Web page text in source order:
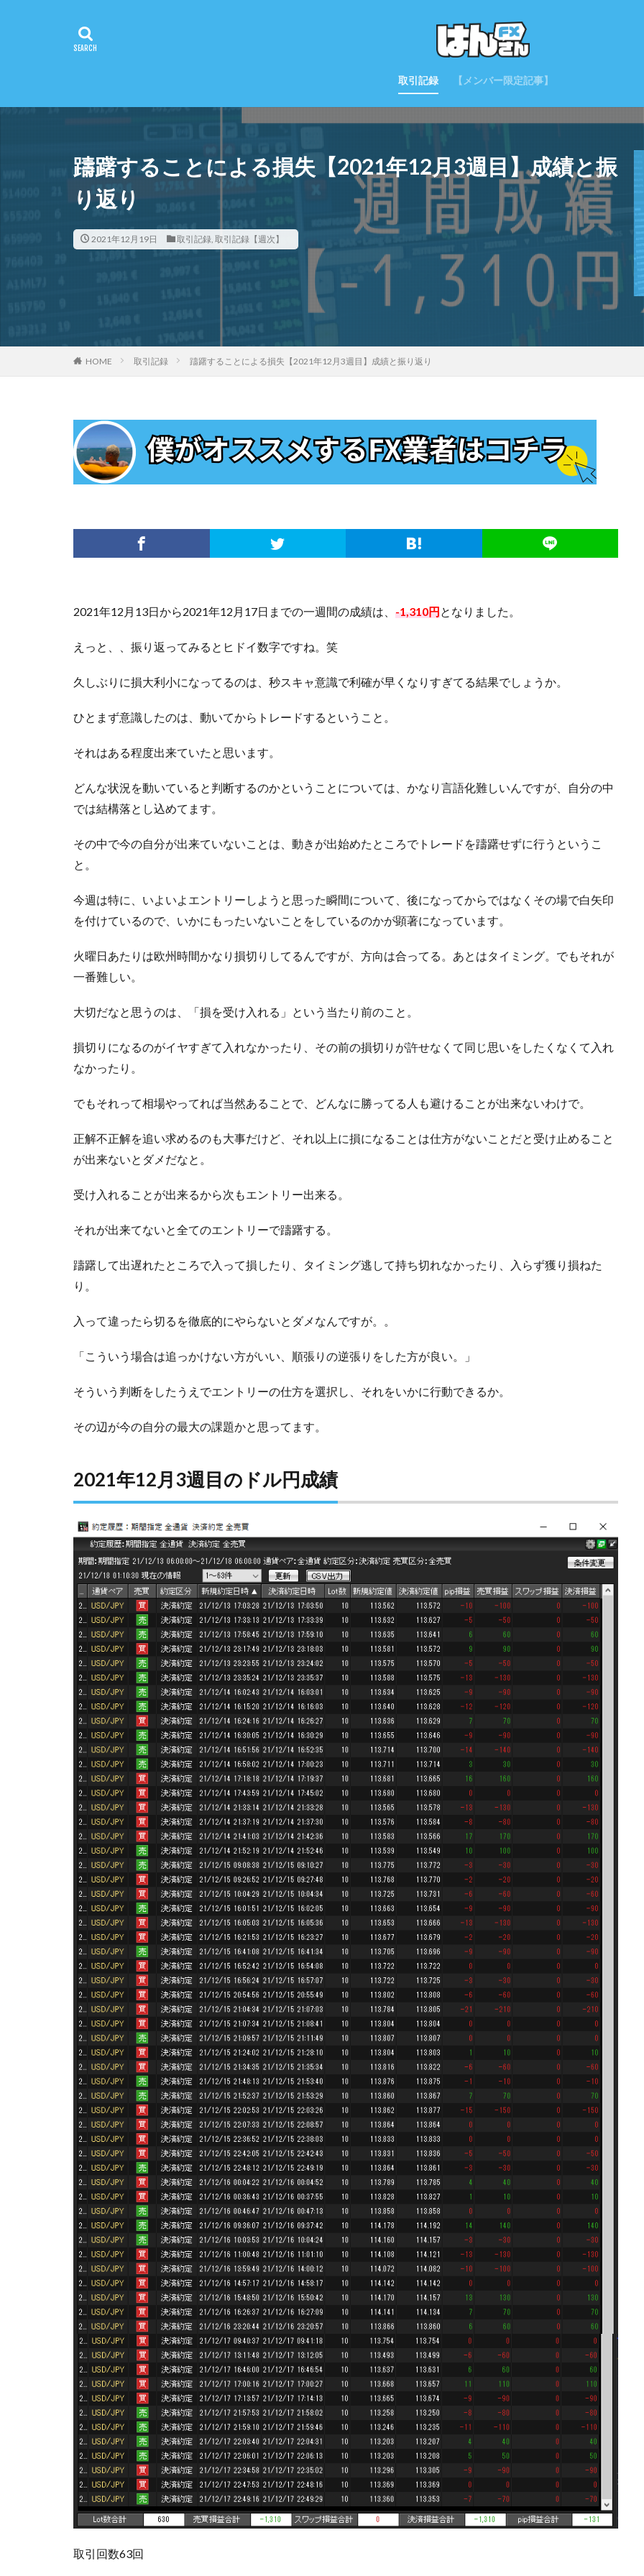
取引記録 【メンバー限定記事】
躊躇することによる損失【2021年12月3週目】成績と振
り返り
2021年12月19日 取引記録, 取引記録【週次】
HOME 取引記録 躊躇することによる損失【2021年12月3週目】成績と振り返り
2021年12月13日から2021年12月17日までの一週間の成績は、 -1,310円となりました。
えっと、、振り返ってみるとヒドイ数字ですね。笑
久しぶりに損大利小になってるのは、秒スキャ意識で利確が早くなりすぎてる結果でしょうか。
ひとまず意識したのは、動いてからトレードするということ。
それはある程度出来ていたと思います。
どんな状況を動いていると判断するのかということについては、かなり言語化難しいんですが、自分の中
では結構落とし込めてます。
その中で今の自分が出来ていないことは、動きが出始めたところでトレードを躊躇せずに行うというこ
と。
今週は特に、いよいよエントリーしようと思った瞬間について、後になってからではなくその場で白矢印
を付けているので、いかにもったいないことをしているのかが顕著になっています。
火曜日あたりは欧州時間かなり損切りしてるんですが、方向は合ってる。あとはタイミング。でもそれが
一番難しい。
大切だなと思うのは、「損を受け入れる」という当たり前のこと。
損切りになるのがイヤすぎて入れなかったり、その前の損切りが許せなくて同じ思いをしたくなくて入れ
なかったり。
でもそれって相場やってれば当然あることで、どんなに勝ってる人も避けることが出来ないわけで。
正解不正解を追い求めるのも大事だけど、それ以上に損になることは仕方がないことだと受け止めること
が出来ないとダメだなと。
受け入れることが出来るから次もエントリー出来る。
それが出来てないと全てのエントリーで躊躇する。
躊躇して出遅れたところで入って損したり、タイミング逃して持ち切れなかったり、入らず獲り損ねた
り。
入って違ったら切るを徹底的にやらないとダメなんですが。。
「こういう場合は追っかけない方がいい、順張りの逆張りをした方が良い。」
そういう判断をしたうえでエントリーの仕方を選択し、それをいかに行動できるか。
その辺が今の自分の最大の課題かと思ってます。
2021年12月3週目のドル円成績
取引回数63回